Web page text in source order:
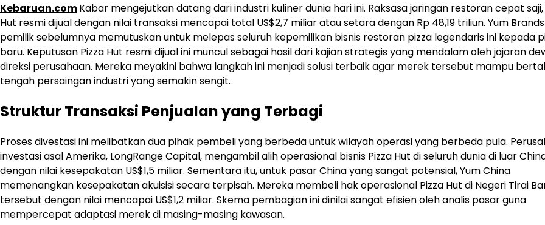
Kebaruan.comKabar mengejutkan datang dari industri kuliner dunia hari ini. Raksasa jaringan restoran cepat saji,
Hut resmi dijual dengan nilai transaksi mencapai total US$2,7 miliar atau setara dengan Rp 48,19 triliun. Yum
pemilik sebelumnya memutuskan untuk melepas seluruh kepemilikan bisnis restoran pizza legendaris ini kepada
baru. Keputusan Pizza Hut resmi dijual ini muncul sebagai hasil dari kajian strategis yang mendalam oleh jajaran
direksi perusahaan. Mereka meyakini bahwa langkah ini menjadi solusi terbaik agar merek tersebut mampu
tengah persaingan industri yang semakin sengit.
Struktur Transaksi Penjualan yang Terbagi
Proses divestasi ini melibatkan dua pihak pembeli yang berbeda untuk wilayah operasi yang berbeda pula.
investasi asal Amerika, LongRange Capital, mengambil alih operasional bisnis Pizza Hut di seluruh dunia di luar
dengan nilai kesepakatan US$1,5 miliar. Sementara itu, untuk pasar China yang sangat potensial, Yum China
memenangkan kesepakatan akuisisi secara terpisah. Mereka membeli hak operasional Pizza Hut di Negeri Tirai
tersebut dengan nilai mencapai US$1,2 miliar. Skema pembagian ini dinilai sangat efisien oleh analis pasar guna
mempercepat adaptasi merek di masing-masing kawasan.